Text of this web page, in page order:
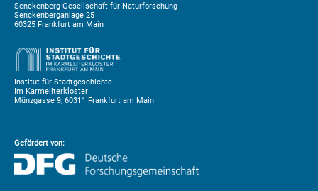
Senckenberg Gesellschaft für Naturforschung
Senckenberganlage 25
60325 Frankfurt am Main
Institut für Stadtgeschichte
Im Karmeliterkloster
Münzgasse 9, 60311 Frankfurt am Main
Gefördert von: